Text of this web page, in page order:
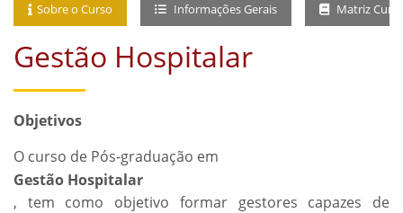
Sobre o Curso Informações Gerais Matriz
Gestão Hospitalar
Objetivos
O curso de Pós-graduação em
Gestão Hospitalar
, tem como objetivo formar gestores capazes de